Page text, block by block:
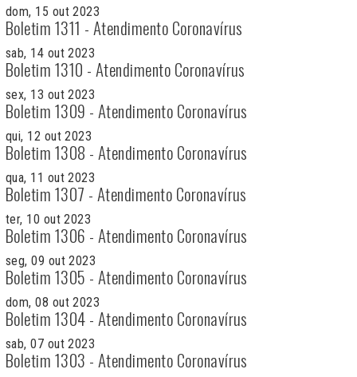
dom, 15 out 2023
Boletim 1311 - Atendimento Coronavírus
sab, 14 out 2023
Boletim 1310 - Atendimento Coronavírus
sex, 13 out 2023
Boletim 1309 - Atendimento Coronavírus
qui, 12 out 2023
Boletim 1308 - Atendimento Coronavírus
qua, 11 out 2023
Boletim 1307 - Atendimento Coronavírus
ter, 10 out 2023
Boletim 1306 - Atendimento Coronavírus
seg, 09 out 2023
Boletim 1305 - Atendimento Coronavírus
dom, 08 out 2023
Boletim 1304 - Atendimento Coronavírus
sab, 07 out 2023
Boletim 1303 - Atendimento Coronavírus